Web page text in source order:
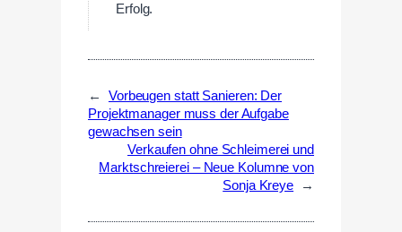
Erfolg.
←
Vorbeugen statt Sanieren: Der
Projektmanager muss der Aufgabe
gewachsen sein
Verkaufen ohne Schleimerei und
Marktschreierei – Neue Kolumne von
Sonja Kreye
→